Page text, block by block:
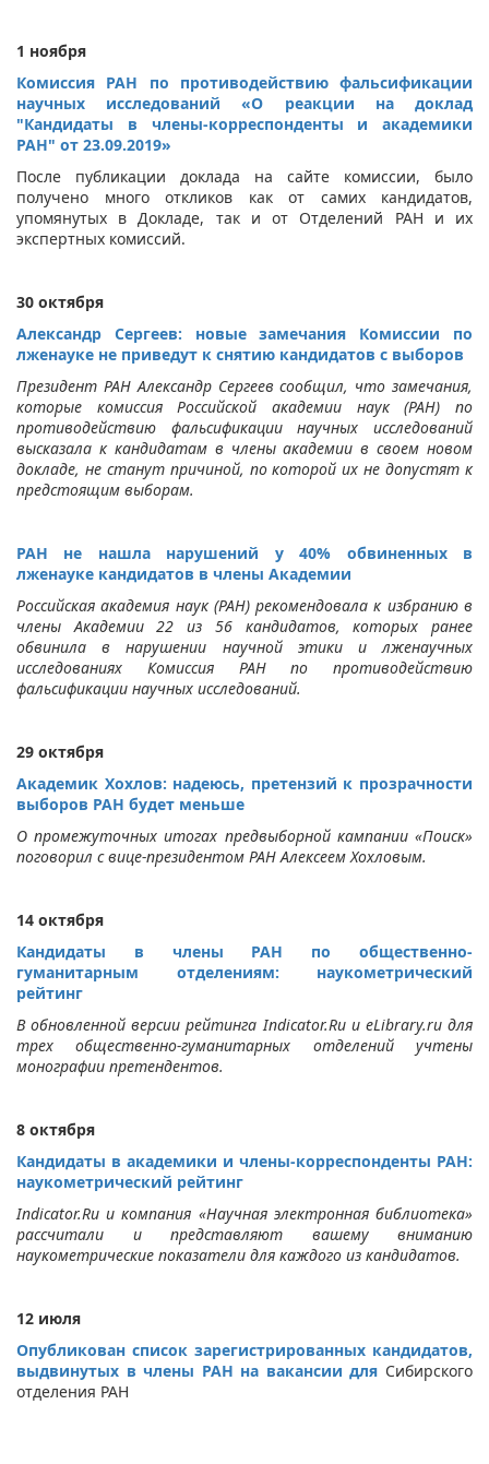
1 ноября
Комиссия РАН по противодействию фальсификации
научных исследований «О реакции на доклад
"Кандидаты в члены-корреспонденты и академики
РАН" от 23.09.2019»
После публикации доклада на сайте комиссии, было
получено много откликов как от самих кандидатов,
упомянутых в Докладе, так и от Отделений РАН и их
экспертных комиссий.
30 октября
Александр Сергеев: новые замечания Комиссии по
лженауке не приведут к снятию кандидатов с выборов
Президент РАН Александр Сергеев сообщил, что замечания,
которые комиссия Российской академии наук (РАН) по
противодействию фальсификации научных исследований
высказала к кандидатам в члены академии в своем новом
докладе, не станут причиной, по которой их не допустят к
предстоящим выборам.
РАН не нашла нарушений у 40% обвиненных в
лженауке кандидатов в члены Академии
Российская академия наук (РАН) рекомендовала к избранию в
члены Академии 22 из 56 кандидатов, которых ранее
обвинила в нарушении научной этики и лженаучных
исследованиях Комиссия РАН по противодействию
фальсификации научных исследований.
29 октября
Академик Хохлов: надеюсь, претензий к прозрачности
выборов РАН будет меньше
О промежуточных итогах предвыборной кампании «Поиск»
поговорил с вице-президентом РАН Алексеем Хохловым.
14 октября
Кандидаты в члены РАН по общественно-
гуманитарным отделениям: наукометрический
рейтинг
В обновленной версии рейтинга Indicator.Ru и eLibrary.ru для
трех общественно-гуманитарных отделений учтены
монографии претендентов.
8 октября
Кандидаты в академики и члены-корреспонденты РАН:
наукометрический рейтинг
Indicator.Ru и компания «Научная электронная библиотека»
рассчитали и представляют вашему вниманию
наукометрические показатели для каждого из кандидатов.
12 июля
Опубликован список зарегистрированных кандидатов,
выдвинутых в члены РАН на вакансии для Сибирского
отделения РАН